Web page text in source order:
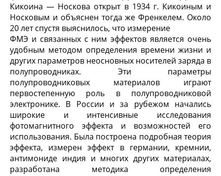
Кикоина — Носкова открыт в 1934 г. Кикоиным и
Носковым и объяснен тогда же Френкелем. Около
20 лет спустя выяснилось, что измерение
ФМЭ и связанных с ним эффектов является очень
удобным методом определения времени жизни и
других параметров неосновных носителей заряда в
полупроводниках. Эти параметры
полупроводниковых материалов играют
первостепенную роль в полупроводниковой
электронике. В России и за рубежом начались
широкие и интенсивные исследования
фотомагнитного эффекта и возможностей его
использования. Была построена подробная теория
эффекта, измерен эффект в германии, кремнии,
антимониде индия и многих других материалах,
разработана методика определения